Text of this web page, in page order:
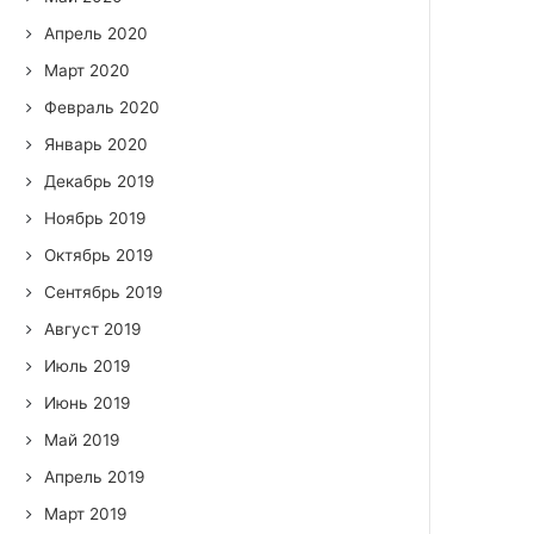
Апрель 2020
Март 2020
Февраль 2020
Январь 2020
Декабрь 2019
Ноябрь 2019
Октябрь 2019
Сентябрь 2019
Август 2019
Июль 2019
Июнь 2019
Май 2019
Апрель 2019
Март 2019